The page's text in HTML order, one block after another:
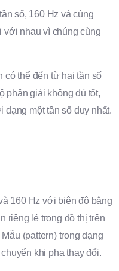
số, 160 Hz và cùng
với nhau vì chúng cùng
có thể đến từ hai tần số
phân giải không đủ tốt,
một tần số duy nhất.
160 Hz với biên độ bằng
riêng lẻ trong đồ thị trên
(pattern) trong dạng
khi pha thay đổi.